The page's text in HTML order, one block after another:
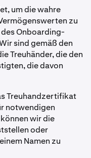
um die wahre
zu
Onboarding-
sind gemäß den
Treuhänder, die den
die davon
Treuhandzertifikat
notwendigen
wir die
oder
Namen zu